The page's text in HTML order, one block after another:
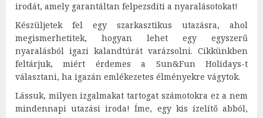
irodát, amely garantáltan felpezsdíti a nyaralásotokat!
Készüljetek fel egy szarkasztikus utazásra, ahol
megismerhetitek, hogyan lehet egy egyszerű
nyaralásból igazi kalandtúrát varázsolni. Cikkünkben
feltárjuk, miért érdemes a Sun&Fun Holidays-t
választani, ha igazán emlékezetes élményekre vágytok.
Lássuk, milyen izgalmakat tartogat számotokra ez a nem
mindennapi utazási iroda! Íme, egy kis ízelítő abból,